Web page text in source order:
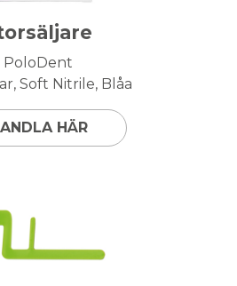
PoloDent
Soft Nitrile, Blåa
HÄR